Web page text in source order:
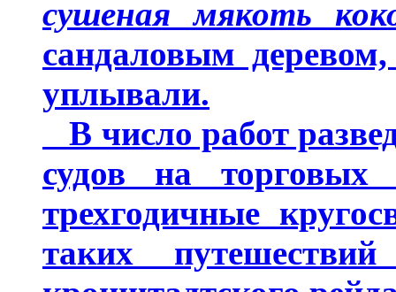
сушеная мякоть
сандаловым
уплывали.
В число работ
судов на торговых
трехгодичные
таких